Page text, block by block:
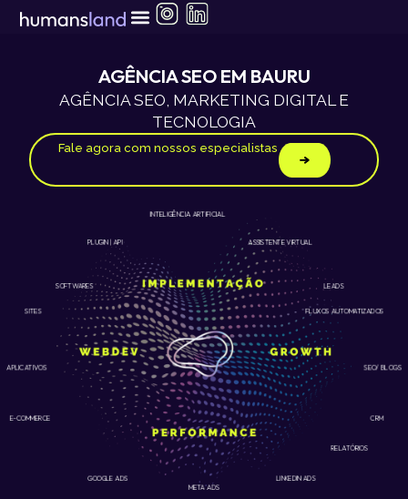
para
AGÊNCIA SEO EM BAURU
AGÊNCIA SEO, MARKETING DIGITAL E
TECNOLOGIA
Fale agora com nossos especialistas
GOOGLE ADS LINKEDIN ADS
APLICATIVOS
SITES
E-COMMERCE
META ADS
CRM
RELATÓRIOS
SEO/ BLOGS
FLUXOS AUTOMATIZADOS
INTELIGÊNCIA ARTIFICIAL
PLUGIN | API
SOFTWARES
ASSISTENTE VIRTUAL
LEADS